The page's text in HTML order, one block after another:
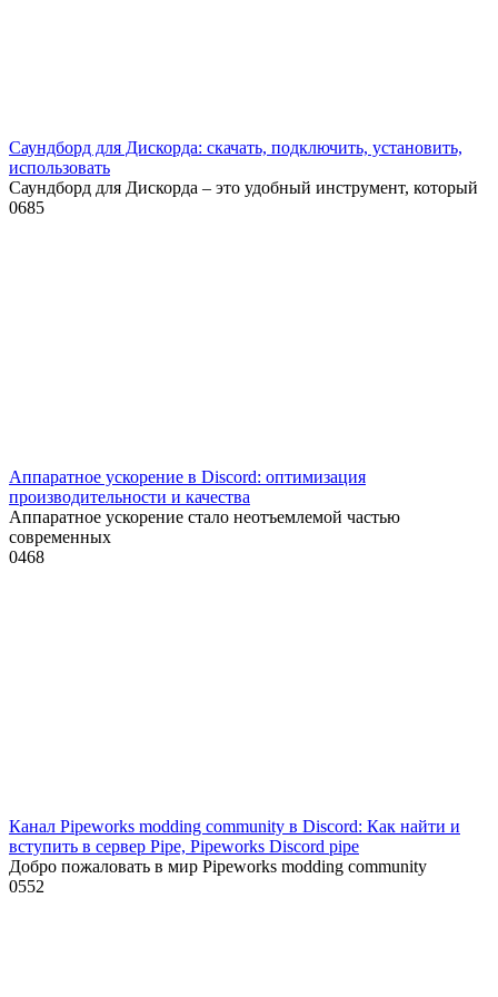
Саундборд для Дискорда: скачать, подключить, установить,
использовать
Саундборд для Дискорда – это удобный инструмент, который
0685
Аппаратное ускорение в Discord: оптимизация
производительности и качества
Аппаратное ускорение стало неотъемлемой частью
современных
0468
Канал Pipeworks modding community в Discord: Как найти и
вступить в сервер Pipe, Pipeworks Discord pipe
Добро пожаловать в мир Pipeworks modding community
0552